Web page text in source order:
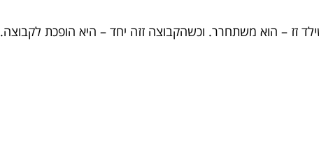
זז – הוא משתחרר. וכשהקבוצה זזה יחד – היא הופכת לקבוצה.